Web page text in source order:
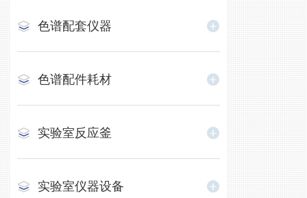
色谱配套仪器
色谱配件耗材
实验室反应釜
实验室仪器设备